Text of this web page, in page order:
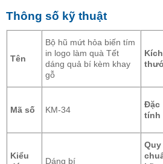
Thông số kỹ thuật
Tên
Bộ hũ mứt hỏa biến tím
in logo làm quà Tết
dáng quả bí kèm khay
gỗ
Kích
Mã số KM-34
Đặc
tính
Kiểu
Dáng bí
Quy